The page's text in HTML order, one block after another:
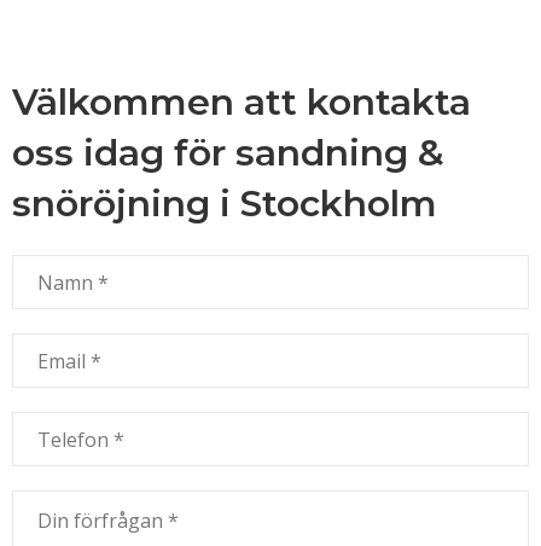
Välkommen att kontakta
oss idag för sandning &
snöröjning i Stockholm